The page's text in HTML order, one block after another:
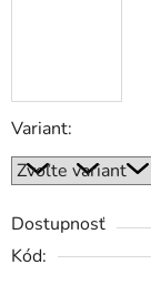
Variant:
Dostupnosť
Kód: